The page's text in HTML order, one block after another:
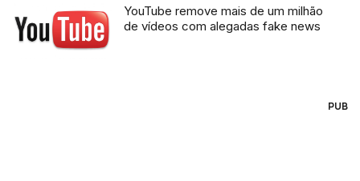
YouTube remove mais de um milhão
de vídeos com alegadas fake news
PUB